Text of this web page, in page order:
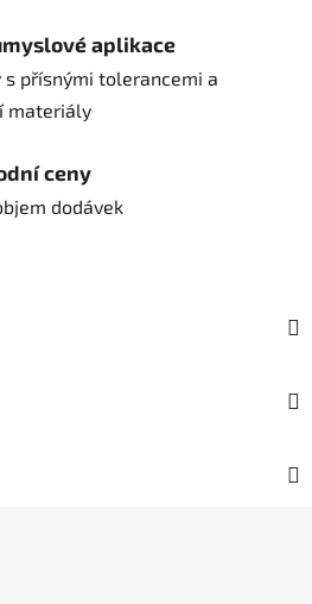
aplikace
s přísnými tolerancemi a
materiály
ceny
dodávek